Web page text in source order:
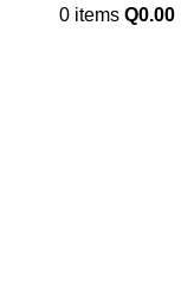
0 items Q0.00